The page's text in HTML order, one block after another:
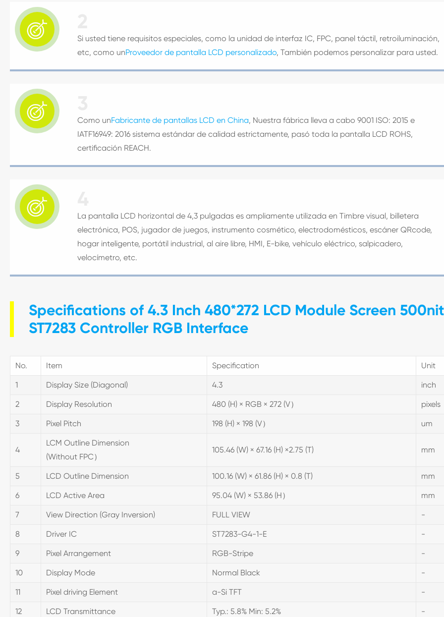

Si usted tiene requisitos especiales, como la unidad de interfaz IC, FPC, panel táctil, retroiluminación,
etc, como unProveedor de pantalla LCD personalizado, También podemos personalizar para usted.
 Como unFabricante de pantallas LCD en China, Nuestra fábrica lleva a cabo 9001 ISO: 2015 e
IATF16949: 2016 sistema estándar de calidad estrictamente, pasó toda la pantalla LCD ROHS,
certificación REACH.

La pantalla LCD horizontal de 4,3 pulgadas es ampliamente utilizada en Timbre visual, billetera
electrónica, POS, jugador de juegos, instrumento cosmético, electrodomésticos, escáner QRcode,
hogar inteligente, portátil industrial, al aire libre, HMI, E-bike, vehículo eléctrico, salpicadero,
velocímetro, etc.
Specifications of 4.3 Inch 480*272 LCD Module Screen
ST7283 Controller RGB Interface
No. Item Specification Unit
1 Display Size (Diagonal) 4.3 inch
2 Display Resolution 480 (H) × RGB × 272 (V） pixels
3 Pixel Pitch 198 (H) × 198 (V） um
4
LCM Outline Dimension
(Without FPC）
105.46 (W) × 67.16 (H) ×2.75 (T) mm
5 LCD Outline Dimension 100.16 (W) × 61.86 (H) × 0.8 (T) mm
6 LCD Active Area 95.04 (W) × 53.86 (H） mm
7 View Direction (Gray Inversion) FULL VIEW -
8 Driver IC ST7283-G4-1-E -
9 Pixel Arrangement RGB-Stripe -
10 Display Mode Normal Black -
11 Pixel driving Element a-Si TFT -
12 LCD Transmittance Typ.: 5.8% Min: 5.2% -